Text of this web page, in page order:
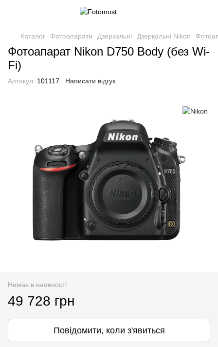
Каталог Фотоапарати Дзеркальні Дзеркальні Nikon
Фотоапарат Nikon D750 Body (без Wi-
Fi)
Артикул: 101117 Написати відгук
Немає в наявності
49 728 грн
Повідомити, коли з'явиться